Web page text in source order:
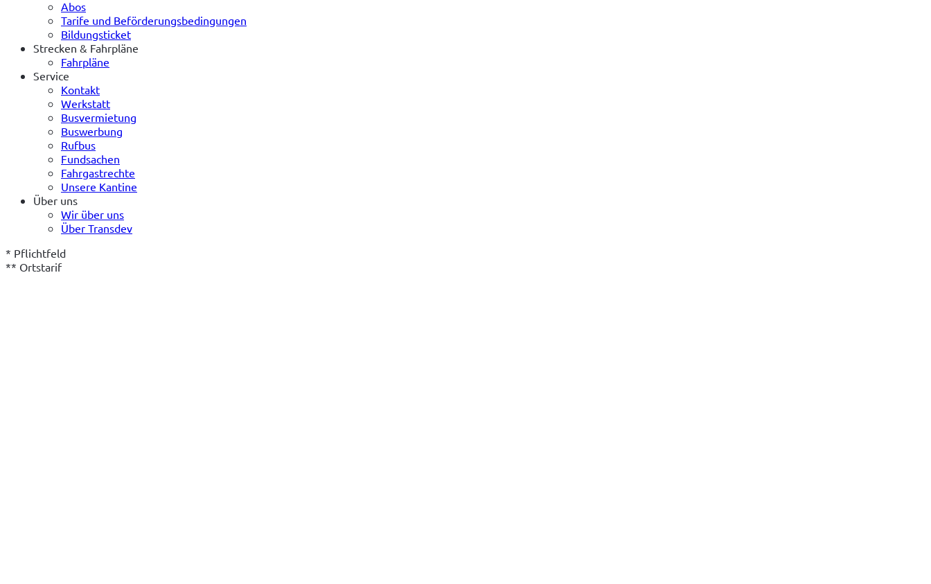
Abos
Tarife und Beförderungsbedingungen
Bildungsticket
Strecken & Fahrpläne
Fahrpläne
Service
Kontakt
Werkstatt
Busvermietung
Buswerbung
Rufbus
Fundsachen
Fahrgastrechte
Unsere Kantine
Über uns
Wir über uns
Über Transdev
* Pflichtfeld
** Ortstarif